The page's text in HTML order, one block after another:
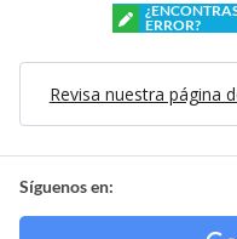
ERROR?
Revisa nuestra página
Síguenos en: